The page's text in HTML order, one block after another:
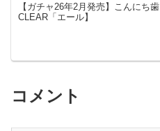
【ガチャ26年2月発売】こんにち歯
CLEAR「エール】
コメント